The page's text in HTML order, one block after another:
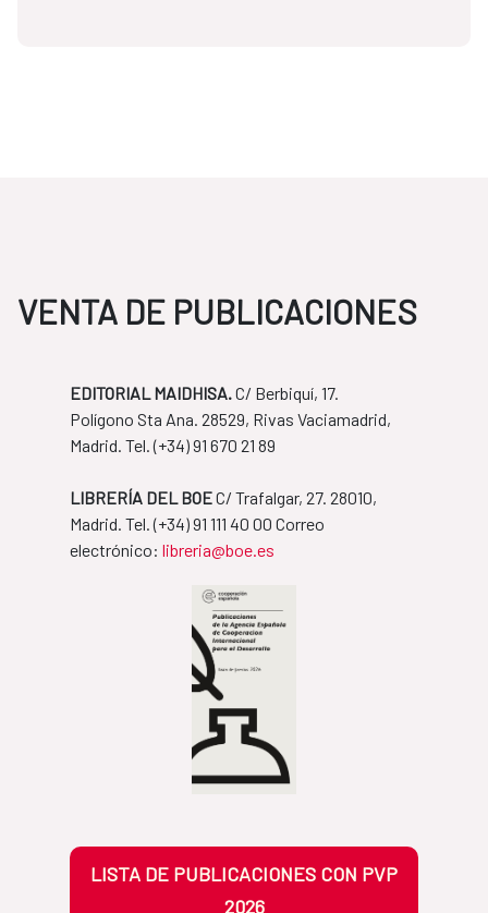
VENTA DE PUBLICACIONES
EDITORIAL MAIDHISA.C/ Berbiquí, 17.
Polígono Sta Ana. 28529, Rivas Vaciamadrid,
Madrid. Tel. ​(+34) 91 670 21 89
LIBRERÍA DEL BOEC/ Trafalgar, 27. 28010,
Madrid. Tel. ​(+34) 91 111 40 00 Correo
​​​​​​​electrónico: libreria@boe.es
LISTA DE PUBLICACIONES CON PVP
2026